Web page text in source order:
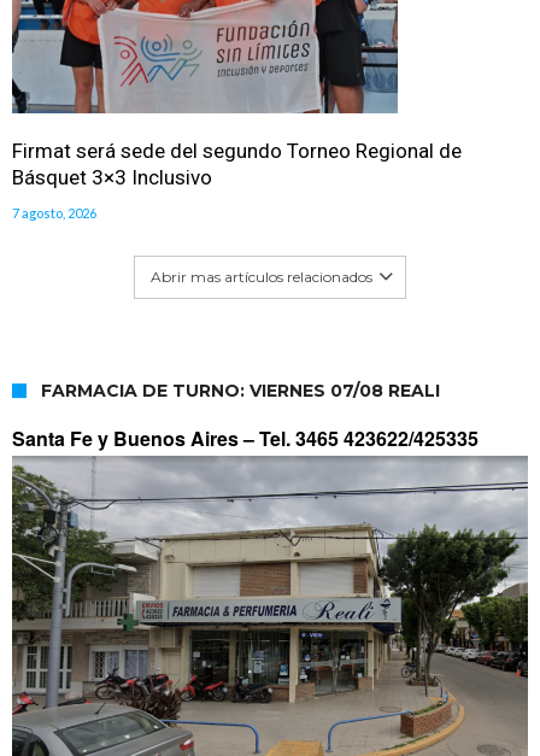
Firmat será sede del segundo Torneo Regional de
Básquet 3×3 Inclusivo
7 agosto, 2026
Abrir mas artículos relacionados
FARMACIA DE TURNO: VIERNES 07/08 REALI
Santa Fe y Buenos Aires –Tel. 3465 423622/425335